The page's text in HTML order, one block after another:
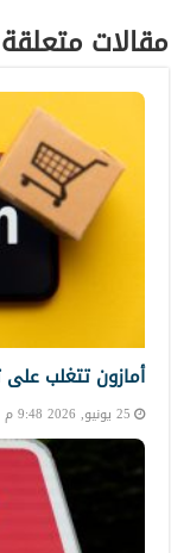
مقالات متعلقة
أمازون تتغلب على
25 يونيو, 2026 9:48 م